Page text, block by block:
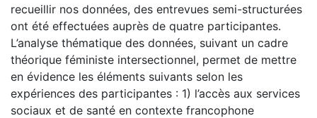
recueillir nos données, des entrevues semi-structurées
ont été effectuées auprès de quatre participantes.
L’analyse thématique des données, suivant un cadre
théorique féministe intersectionnel, permet de mettre
en évidence les éléments suivants selon les
expériences des participantes : 1) l’accès aux services
sociaux et de santé en contexte francophone